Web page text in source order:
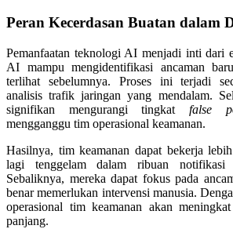
Peran Kecerdasan Buatan dalam
Pemanfaatan teknologi AI menjadi inti dari
AI mampu mengidentifikasi ancaman
terlihat sebelumnya. Proses ini terjadi
analisis trafik jaringan yang mendalam.
signifikan mengurangi tingkat false
mengganggu tim operasional keamanan.
Hasilnya, tim keamanan dapat bekerja
lagi tenggelam dalam ribuan
Sebaliknya, mereka dapat fokus pada
benar memerlukan intervensi manusia.
operasional tim keamanan akan
panjang.